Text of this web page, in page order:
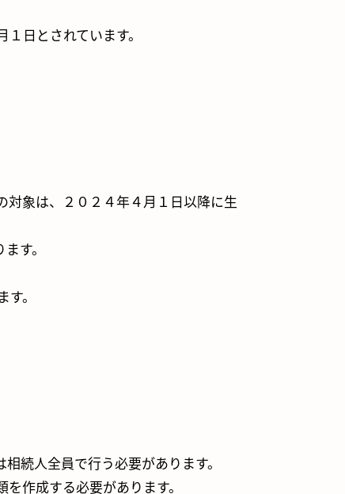
日とされています。
対象は、２０２４年４月１日以降に生
す。
。
続人全員で行う必要があります。
作成する必要があります。